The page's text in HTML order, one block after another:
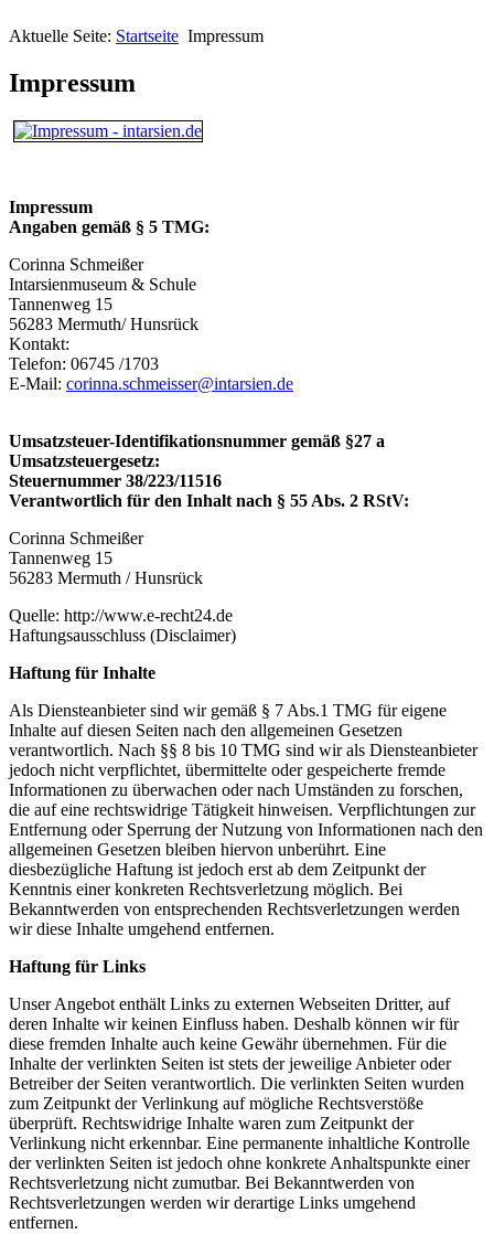
Aktuelle Seite: Startseite Impressum
Impressum
Impressum
Angaben gemäß § 5 TMG:
Corinna Schmeißer
Intarsienmuseum & Schule
Tannenweg 15
56283 Mermuth/ Hunsrück
Kontakt:
Telefon: 06745 /1703
E-Mail: corinna.schmeisser@intarsien.de
Umsatzsteuer-Identifikationsnummer gemäß §27 a
Umsatzsteuergesetz:
Steuernummer 38/223/11516
Verantwortlich für den Inhalt nach § 55 Abs. 2 RStV:
Corinna Schmeißer
Tannenweg 15
56283 Mermuth / Hunsrück
Quelle: http://www.e-recht24.de
Haftungsausschluss (Disclaimer)
Haftung für Inhalte
Als Diensteanbieter sind wir gemäß § 7 Abs.1 TMG für eigene
Inhalte auf diesen Seiten nach den allgemeinen Gesetzen
verantwortlich. Nach §§ 8 bis 10 TMG sind wir als Diensteanbieter
jedoch nicht verpflichtet, übermittelte oder gespeicherte fremde
Informationen zu überwachen oder nach Umständen zu forschen,
die auf eine rechtswidrige Tätigkeit hinweisen. Verpflichtungen zur
Entfernung oder Sperrung der Nutzung von Informationen nach den
allgemeinen Gesetzen bleiben hiervon unberührt. Eine
diesbezügliche Haftung ist jedoch erst ab dem Zeitpunkt der
Kenntnis einer konkreten Rechtsverletzung möglich. Bei
Bekanntwerden von entsprechenden Rechtsverletzungen werden
wir diese Inhalte umgehend entfernen.
Haftung für Links
Unser Angebot enthält Links zu externen Webseiten Dritter, auf
deren Inhalte wir keinen Einfluss haben. Deshalb können wir für
diese fremden Inhalte auch keine Gewähr übernehmen. Für die
Inhalte der verlinkten Seiten ist stets der jeweilige Anbieter oder
Betreiber der Seiten verantwortlich. Die verlinkten Seiten wurden
zum Zeitpunkt der Verlinkung auf mögliche Rechtsverstöße
überprüft. Rechtswidrige Inhalte waren zum Zeitpunkt der
Verlinkung nicht erkennbar. Eine permanente inhaltliche Kontrolle
der verlinkten Seiten ist jedoch ohne konkrete Anhaltspunkte einer
Rechtsverletzung nicht zumutbar. Bei Bekanntwerden von
Rechtsverletzungen werden wir derartige Links umgehend
entfernen.